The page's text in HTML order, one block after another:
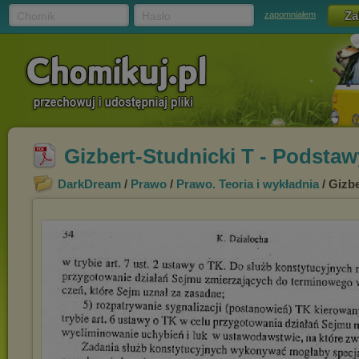
zapomniałem
Gizbert-Studnicki T -
DarkDream / Prawo / Prawo. Teoria i wykładnia /